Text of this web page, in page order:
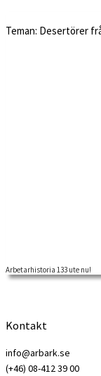
Teman: Desertörer
Arbetarhistoria 133 ute nu!
Kontakt
info@arbark.se
(+46) 08-412 39 00